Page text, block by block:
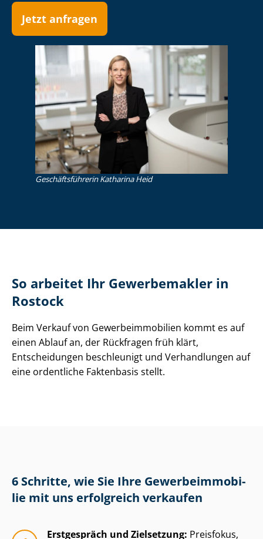
Jetzt anfragen
Ge­schäfts­füh­re­rin Katharina Heid
So arbeitet Ihr Gewerbemakler in
Rostock
Beim Verkauf von Ge­wer­be­im­mo­bi­li­en kommt es auf
einen Ablauf an, der Rückfragen früh klärt,
Entscheidungen beschleunigt und Verhandlungen auf
eine ordentliche Faktenbasis stellt.
6 Schritte, wie Sie Ihre Ge­wer­be­im­mo­bi­
lie mit uns erfolgreich verkaufen
Erstgespräch und Zielsetzung: Preisfokus,